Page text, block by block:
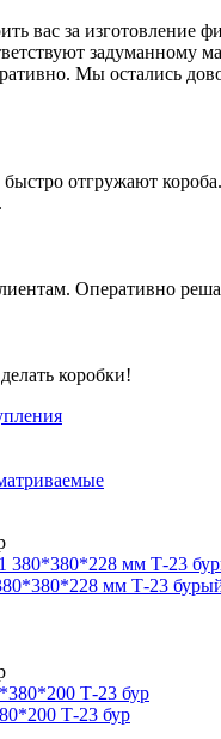
вас за изготовление
задуманному
Мы остались
отгружают
Оперативно
коробки!
мм Т-23
Т-23 бур